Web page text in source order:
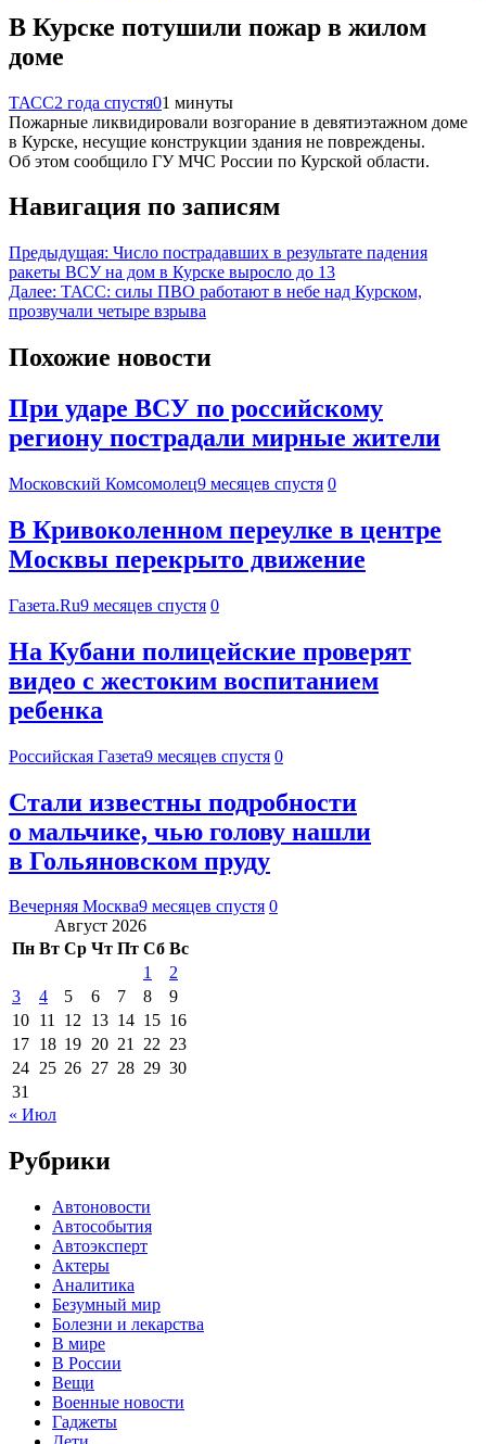
В Курске потушили пожар в жилом
доме
ТАСС2 года спустя01 минуты
Пожарные ликвидировали возгорание в девятиэтажном доме
в Курске, несущие конструкции здания не повреждены.
Об этом сообщило ГУ МЧС России по Курской области.
Навигация по записям
Предыдущая: Число пострадавших в результате падения
ракеты ВСУ на дом в Курске выросло до 13
Далее: ТАСС: силы ПВО работают в небе над Курском,
прозвучали четыре взрыва
Похожие новости
При ударе ВСУ по российскому
региону пострадали мирные жители
Московский Комсомолец9 месяцев спустя 0
В Кривоколенном переулке в центре
Москвы перекрыто движение
Газета.Ru9 месяцев спустя 0
На Кубани полицейские проверят
видео с жестоким воспитанием
ребенка
Российская Газета9 месяцев спустя 0
Стали известны подробности
о мальчике, чью голову нашли
в Гольяновском пруду
Вечерняя Москва9 месяцев спустя 0
Август 2026
Пн Вт Ср Чт Пт Сб Вс
1
2
3
4 5 6 7 8
9
10 11 12 13 14 15 16
17 18 19 20 21 22 23
24 25 26 27 28 29 30
31
« Июл
Рубрики
Автоновости
Автособытия
Автоэксперт
Актеры
Аналитика
Безумный мир
Болезни и лекарства
В мире
В России
Вещи
Военные новости
Гаджеты